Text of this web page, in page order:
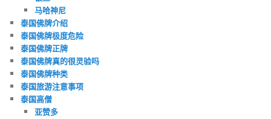
马哈神尼
泰国佛牌介绍
泰国佛牌极度危险
泰国佛牌正牌
泰国佛牌真的很灵验吗
泰国佛牌种类
泰国旅游注意事项
泰国高僧
亚赞多